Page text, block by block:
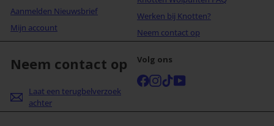
Aanmelden Nieuwsbrief
Mijn account
Werken bij Knotten?
Neem contact op
Neem contact op
Laat een terugbelverzoek
achter
Volg ons
Facebook
Instagram
TikTok